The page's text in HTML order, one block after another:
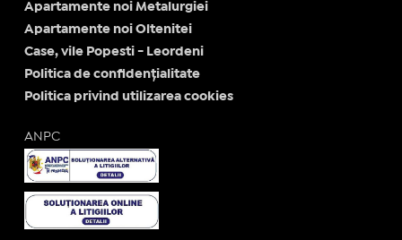
Apartamente noi Metalurgiei
Apartamente noi Oltenitei
Case, vile Popesti - Leordeni
Politica de confidențialitate
Politica privind utilizarea cookies
ANPC